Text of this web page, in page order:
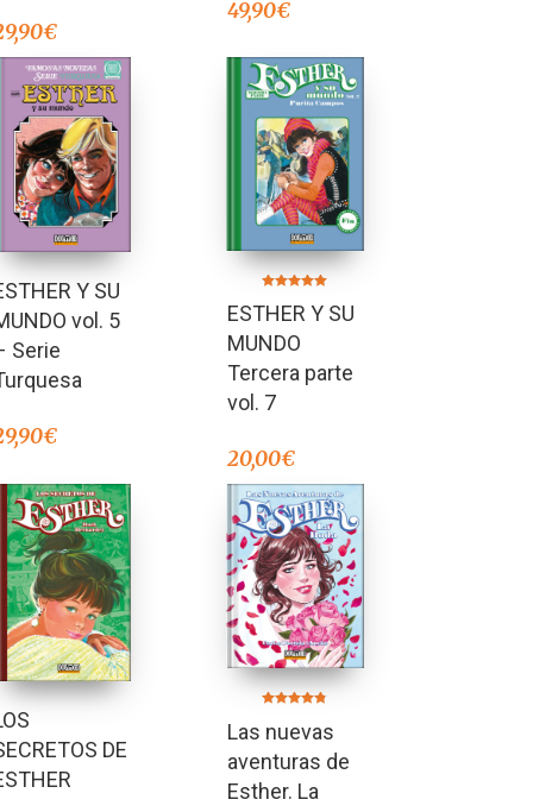
€
49,90€
Y SU
vol. 5
Serie
€
5.00
de 5
ESTHER Y SU
MUNDO
Tercera parte
vol. 7
20,00€
DE
4.75
de 5
Las nuevas
aventuras de
Esther. La